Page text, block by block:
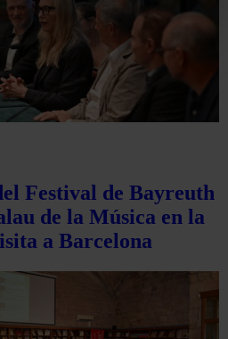
Festival de Bayreuth
de la Música en la
a Barcelona